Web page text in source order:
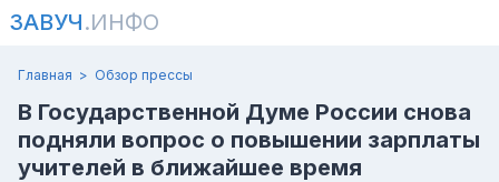
ЗАВУЧ.ИНФО
Главная Обзор прессы
В Государственной Думе России снова
подняли вопрос о повышении зарплаты
учителей в ближайшее время